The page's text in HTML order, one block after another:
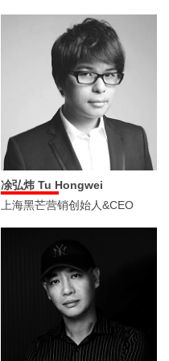
凃弘炜 Tu Hongwei
上海黑芒营销创始人&CEO